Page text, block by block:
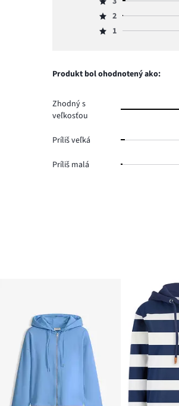
hlasov
4,
počet
hlasov
Hodnotenie
3,
počet
Hodnotenie
2,
1.
2
Hodnotenie
hlasov
1
Produkt bol ohodnotený ako:
Zhodný s
veľkosťou
Príliš veľká
Príliš malá